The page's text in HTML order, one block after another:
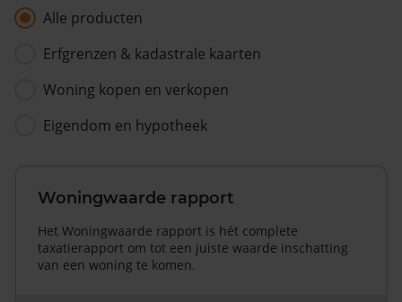
Alle producten
Erfgrenzen & kadastrale kaarten
Woning kopen en verkopen
Eigendom en hypotheek
Woningwaarde rapport
Het Woningwaarde rapport is hét complete
taxatierapport om tot een juiste waarde inschatting
van een woning te komen.